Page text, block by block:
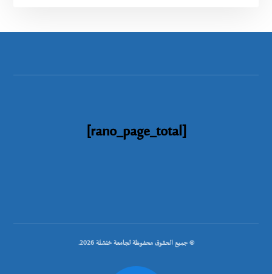
[rano_page_total]
© جميع الحقوق محفوظة لجامعة خنشلة 2026.